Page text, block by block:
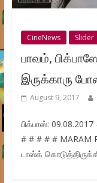
CineNews Slider
பாவம்,
இருக்காரு
August 9, 2017
பிக்பாஸ்:
# # # # #
டாஸ்க்